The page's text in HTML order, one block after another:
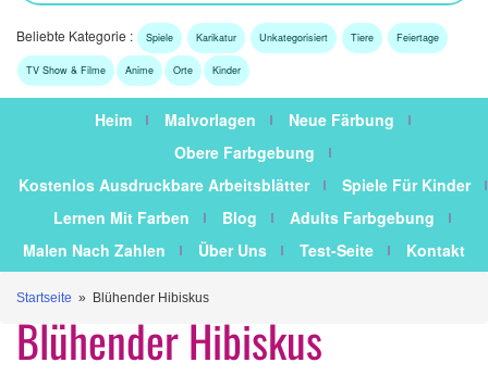
Beliebte Kategorie : Spiele Karikatur Unkategorisiert Tiere Feiertage
TV Show & Filme Anime Orte Kinder
Heim Malvorlagen
Neue Färbung
Obere Farbgebung
Kostenlos Ausdruckbare Arbeitsblätter
Spiele Für Kinder
Lernen Mit Farben
Blog
Adults Farbgebung
Malen Nach Zahlen
Über Uns Test-Seite Kontakt
Startseite » Blühender Hibiskus
Blühender Hibiskus